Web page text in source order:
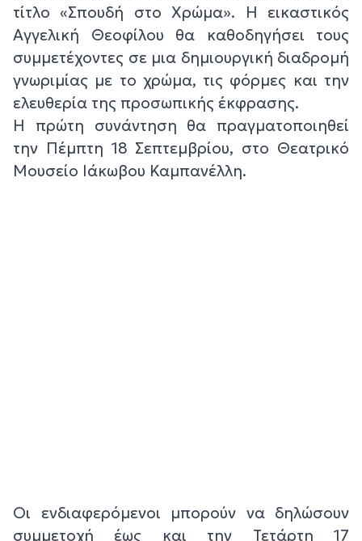
τίτλο «Σπουδή στο Χρώμα». Η εικαστικός
Αγγελική Θεοφίλου θα καθοδηγήσει τους
συμμετέχοντες σε μια δημιουργική διαδρομή
γνωριμίας με το χρώμα, τις φόρμες και την
ελευθερία της προσωπικής έκφρασης.
Η πρώτη συνάντηση θα πραγματοποιηθεί
την Πέμπτη 18 Σεπτεμβρίου, στο Θεατρικό
Μουσείο Ιάκωβου Καμπανέλλη.
Οι ενδιαφερόμενοι μπορούν να δηλώσουν
συμμετοχή έως και την Τετάρτη 17